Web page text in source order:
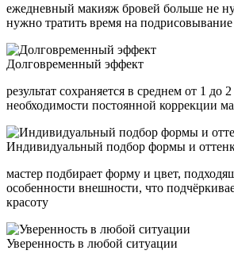
ежедневный макияж бровей больше не
нужно тратить время на
Долговременный эффект
результат сохраняется в среднем от 1 до
необходимости постоянной коррекции
Индивидуальный подбор формы и
мастер подбирает форму и цвет,
особенности внешности, что
красоту
Уверенность в любой ситуации